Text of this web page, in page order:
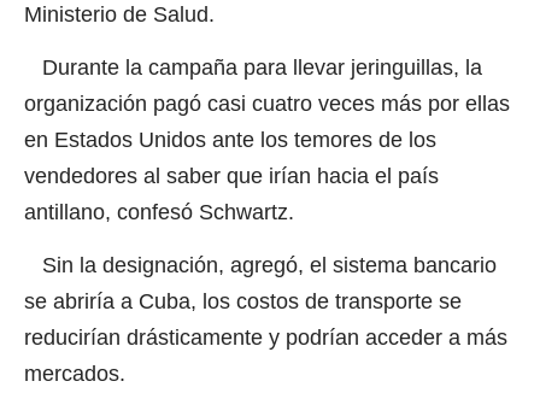
Ministerio de Salud.
Durante la campaña para llevar jeringuillas, la
organización pagó casi cuatro veces más por ellas
en Estados Unidos ante los temores de los
vendedores al saber que irían hacia el país
antillano, confesó Schwartz.
Sin la designación, agregó, el sistema bancario
se abriría a Cuba, los costos de transporte se
reducirían drásticamente y podrían acceder a más
mercados.